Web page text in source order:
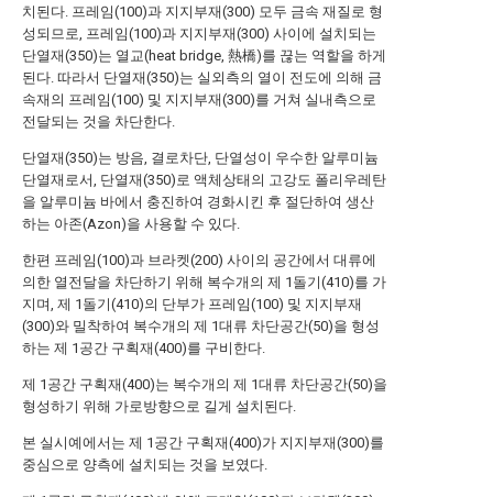
치된다. 프레임(100)과 지지부재(300) 모두 금속 재질로 형
성되므로, 프레임(100)과 지지부재(300) 사이에 설치되는
단열재(350)는 열교(heat bridge, 熱橋)를 끊는 역할을 하게
된다. 따라서 단열재(350)는 실외측의 열이 전도에 의해 금
속재의 프레임(100) 및 지지부재(300)를 거쳐 실내측으로
전달되는 것을 차단한다.
단열재(350)는 방음, 결로차단, 단열성이 우수한 알루미늄
단열재로서, 단열재(350)로 액체상태의 고강도 폴리우레탄
을 알루미늄 바에서 충진하여 경화시킨 후 절단하여 생산
하는 아존(Azon)을 사용할 수 있다.
한편 프레임(100)과 브라켓(200) 사이의 공간에서 대류에
의한 열전달을 차단하기 위해 복수개의 제 1돌기(410)를 가
지며, 제 1돌기(410)의 단부가 프레임(100) 및 지지부재
(300)와 밀착하여 복수개의 제 1대류 차단공간(50)을 형성
하는 제 1공간 구획재(400)를 구비한다.
제 1공간 구획재(400)는 복수개의 제 1대류 차단공간(50)을
형성하기 위해 가로방향으로 길게 설치된다.
본 실시예에서는 제 1공간 구획재(400)가 지지부재(300)를
중심으로 양측에 설치되는 것을 보였다.